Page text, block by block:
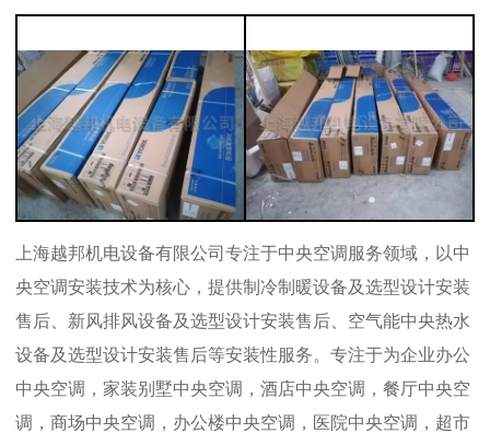
上海越邦机电设备有限公司专注于中央空调服务领域，以中
央空调安装技术为核心，提供制冷制暖设备及选型设计安装
售后、新风排风设备及选型设计安装售后、空气能中央热水
设备及选型设计安装售后等安装性服务。专注于为企业办公
中央空调，家装别墅中央空调，酒店中央空调，餐厅中央空
调，商场中央空调，办公楼中央空调，医院中央空调，超市